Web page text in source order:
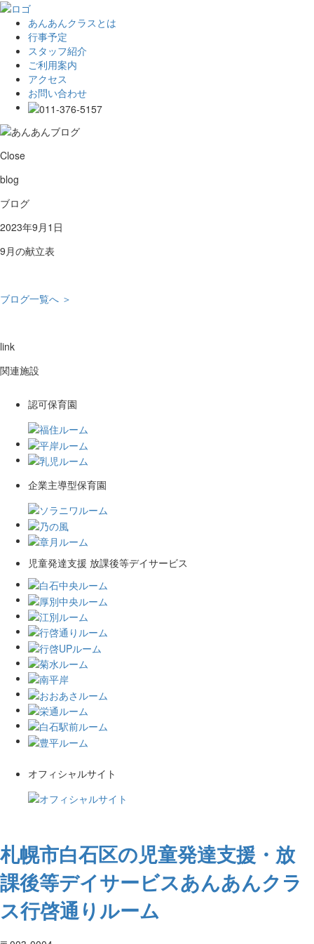
あんあんクラスとは
行事予定
スタッフ紹介
ご利用案内
アクセス
お問い合わせ
Close
blog
ブログ
2023年9月1日
9月の献立表
ブログ一覧へ ＞
link
関連施設
認可保育園
企業主導型保育園
児童発達支援 放課後等デイサービス
オフィシャルサイト
札幌市白石区の児童発達支援・放
課後等デイサービスあんあんクラ
ス行啓通りルーム